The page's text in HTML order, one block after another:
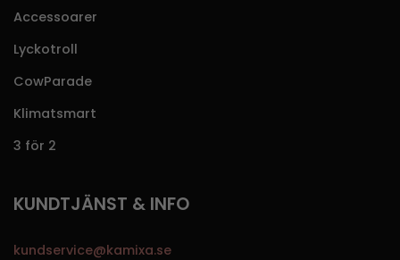
Accessoarer
Lyckotroll
CowParade
Klimatsmart
3 för 2
KUNDTJÄNST & INFO
kundservice@kamixa.se